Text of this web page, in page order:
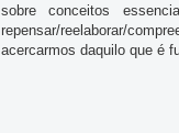
sobre conceitos
repensar/reelaborar/
acercarmos daquilo que é